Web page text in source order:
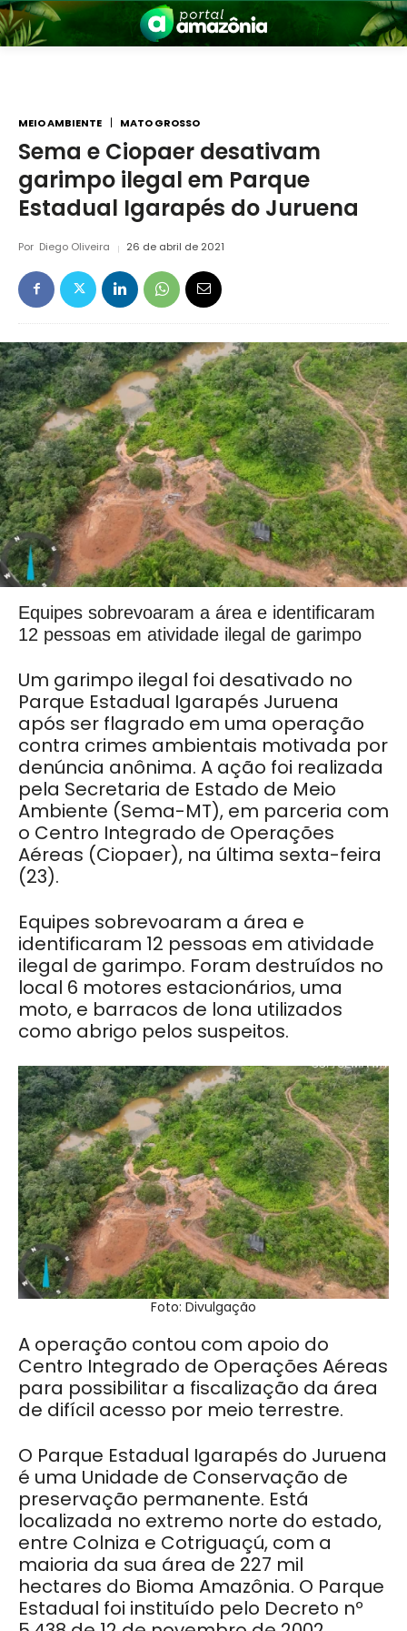
Amazônia
MEIO AMBIENTE MATO GROSSO
Sema e Ciopaer desativam
garimpo ilegal em Parque
Estadual Igarapés do Juruena
Por Diego Oliveira 26 de abril de 2021
Equipes sobrevoaram a área e identificaram
12 pessoas em atividade ilegal de garimpo
Um garimpo ilegal foi desativado no
Parque Estadual Igarapés Juruena
após ser flagrado em uma operação
contra crimes ambientais motivada por
denúncia anônima. A ação foi realizada
pela Secretaria de Estado de Meio
Ambiente (Sema-MT), em parceria com
o Centro Integrado de Operações
Aéreas (Ciopaer), na última sexta-feira
(23).
Equipes sobrevoaram a área e
identificaram 12 pessoas em atividade
ilegal de garimpo. Foram destruídos no
local 6 motores estacionários, uma
moto, e barracos de lona utilizados
como abrigo pelos suspeitos.
Foto: Divulgação
A operação contou com apoio do
Centro Integrado de Operações Aéreas
para possibilitar a fiscalização da área
de difícil acesso por meio terrestre.
O Parque Estadual Igarapés do Juruena
é uma Unidade de Conservação de
preservação permanente. Está
localizada no extremo norte do estado,
entre Colniza e Cotriguaçú, com a
maioria da sua área de 227 mil
hectares do Bioma Amazônia. O Parque
Estadual foi instituído pelo Decreto nº